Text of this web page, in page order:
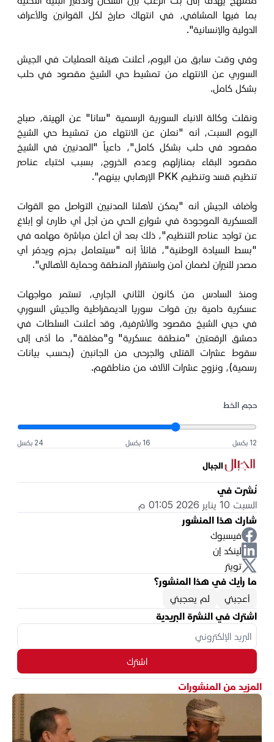
بما فيها المشافي، في انتهاك صارخ لكل القوانين والأعراف
الدولية والإنسانية".
وفي وقت سابق من اليوم، أعلنت هيئة العمليات في الجيش
السوري عن الانتهاء من تمشيط حي الشيخ مقصود في حلب
بشكل كامل.
ونقلت وكالة الانباء السورية الرسمية "سانا" عن الهيئة، صباح
اليوم السبت، أنه "نعلن عن الانتهاء من تمشيط حي الشيخ
مقصود في حلب بشكل كامل"، داعياً "المدنيين في الشيخ
مقصود البقاء بمنازلهم وعدم الخروج، بسبب اختباء عناصر
تنظيم قسد وتنظيم PKK الإرهابي بينهم".
وأضاف الجيش أنه "يمكن لأهلنا المدنيين التواصل مع القوات
العسكرية الموجودة في شوارع الحي من أجل أي طارئ أو إبلاغ
عن تواجد عناصر التنظيم"، ذلك بعد أن أعلن مباشرة مهامه في
"بسط السيادة الوطنية"، قائلاً إنه "سيتعامل بحزم ويدمّر أي
مصدر للنيران لضمان أمن واستقرار المنطقة وحماية الأهالي".
ومنذ السادس من كانون الثاني الجاري، تستمر مواجهات
عسكرية دامية بين قوات سوريا الديمقراطية والجيش السوري
في حيي الشيخ مقصود والأشرفية، وقد أعلنت السلطات في
دمشق الرقعتين "منطقة عسكرية" و"مغلقة"، ما أدّى إلى
سقوط عشرات القتلى والجرحى من الجانبين (بحسب بيانات
رسمية)، ونزوح عشرات الآلاف من مناطقهم.
حجم الخط
12 بكسل 16 بكسل 24 بكسل
الجبال
نُشرت في
السبت 10 يناير 2026 01:05 م
شارك هذا المنشور
فيسبوك
لينكد إن
تويتر
ما رأيك في هذا المنشور؟
أعجبني
لم يعجبني
اشترك في النشرة البريدية
اشترك
المزيد من المنشورات